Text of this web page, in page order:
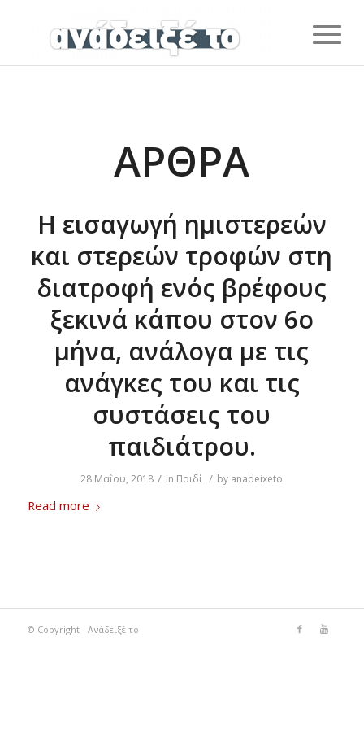
ΆΡΘΡΑ
Η εισαγωγή ημιστερεών
και στερεών τροφών στη
διατροφή ενός βρέφους
ξεκινά κάπου στον 6ο
μήνα, ανάλογα με τις
ανάγκες του και τις
συστάσεις του
παιδιάτρου.
28 Μαΐου, 2018 / in Παιδί / by anadeixeto
Read more
© Copyright - Ανάδειξέ το